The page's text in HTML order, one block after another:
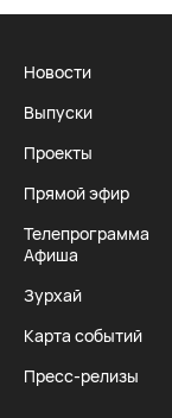
Новости
Выпуски
Проекты
Прямой эфир
Телепрограмма
Афиша
Зурхай
Карта событий
Пресс-релизы